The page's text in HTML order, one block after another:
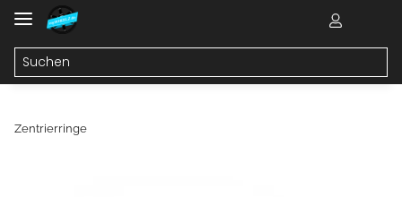
Zentrierringe